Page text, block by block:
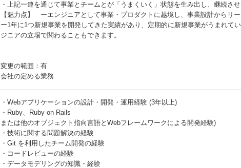
・上記一連を通じて事業とチームとが「うまくいく」状態を生み出し、継続させ
【魅力点】 ーエンジニアとして事業・プロダクトに越境し、事業設計からリ
ー1年に1つ新規事業を開発してきた実績があり、定期的に新規事業がうまれて
ジニアの立場で関わることもできます。
変更の範囲：有
会社の定める業務
・Webアプリケーションの設計・開発・運用経験 (3年以上)
・Ruby、Ruby on Rails
または他のオブジェクト指向言語とWebフレームワークによる開発経験)
・技術に関する問題解決の経験
・Git を利用したチーム開発の経験
・コードレビューの経験
・データモデリングの知識・経験